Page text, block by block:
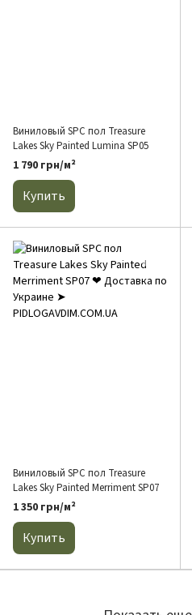
Виниловый SPC пол Treasure
Lakes Sky Painted Lumina SP05
1 790 грн/м²
Купить
Виниловый SPC пол Treasure
Lakes Sky Painted Merriment SP07
1 350 грн/м²
Купить